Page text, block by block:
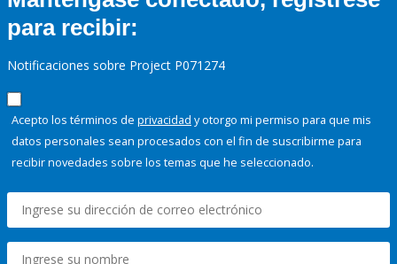
para recibir:
Notificaciones sobre Project P071274
Acepto los términos de privacidad y otorgo mi permiso para que mis
datos personales sean procesados con el fin de suscribirme para
recibir novedades sobre los temas que he seleccionado.